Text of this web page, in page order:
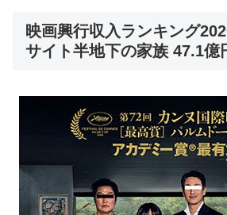
映画興行収入ランキング
サイト半地下の家族 47.1億